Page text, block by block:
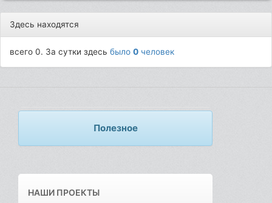
Здесь находятся
всего 0. За сутки здесьбыло0 человек
Полезное
НАШИ ПРОЕКТЫ